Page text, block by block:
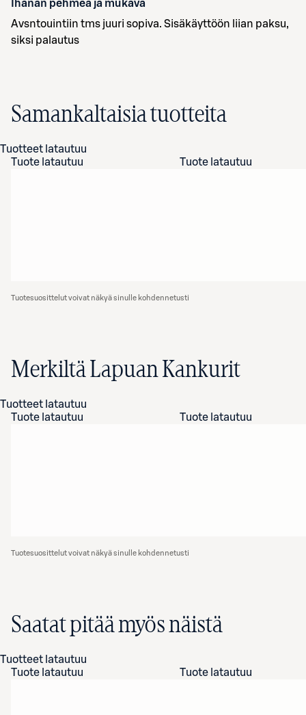
Ihanan pehmeä ja mukava
Avsntouintiin tms juuri sopiva. Sisäkäyttöön liian paksu,
siksi palautus
Samankaltaisia tuotteita
Tuotteet latautuu
Tuote latautuu
Tuote latautuu
Tuotesuosittelut voivat näkyä sinulle kohdennetusti
Merkiltä Lapuan Kankurit
Tuotteet latautuu
Tuote latautuu
Tuote latautuu
Tuotesuosittelut voivat näkyä sinulle kohdennetusti
Saatat pitää myös näistä
Tuotteet latautuu
Tuote latautuu
Tuote latautuu